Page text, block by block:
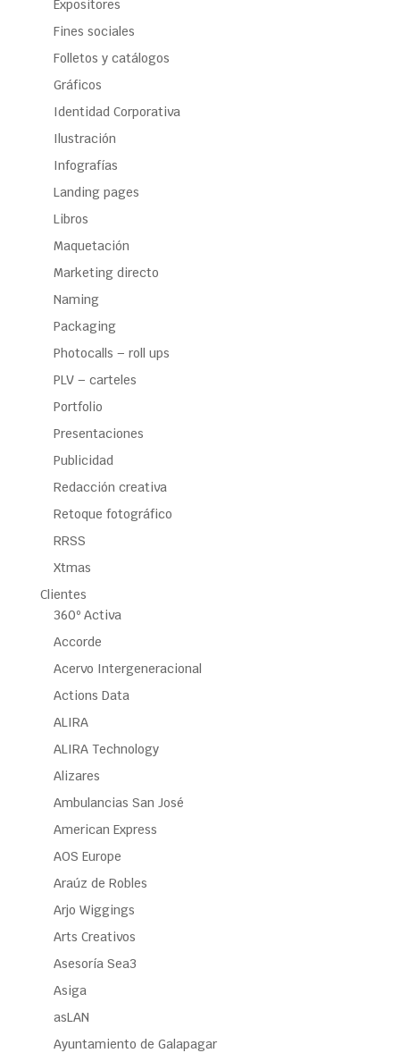
Expositores
Fines sociales
Folletos y catálogos
Gráficos
Identidad Corporativa
Ilustración
Infografías
Landing pages
Libros
Maquetación
Marketing directo
Naming
Packaging
Photocalls – roll ups
PLV – carteles
Portfolio
Presentaciones
Publicidad
Redacción creativa
Retoque fotográfico
RRSS
Xtmas
Clientes
360º Activa
Accorde
Acervo Intergeneracional
Actions Data
ALIRA
ALIRA Technology
Alizares
Ambulancias San José
American Express
AOS Europe
Araúz de Robles
Arjo Wiggings
Arts Creativos
Asesoría Sea3
Asiga
asLAN
Ayuntamiento de Galapagar